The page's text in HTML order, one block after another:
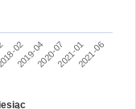
02
2019-042020-072021-012021-06